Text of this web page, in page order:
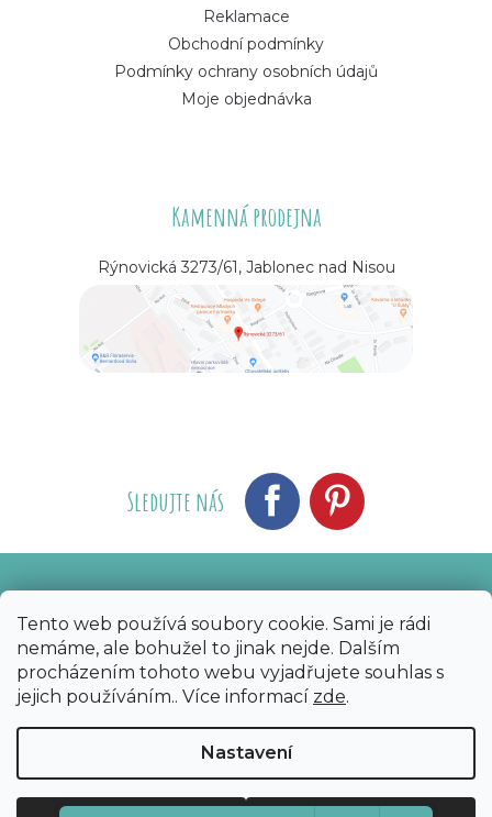
Tento web používá soubory cookie. Sami je rádi
nemáme, ale bohužel to jinak nejde. Dalším
procházením tohoto webu vyjadřujete souhlas s
jejich používáním.. Více informací zde.
Nastavení
Reklamace
Obchodní podmínky
Podmínky ochrany osobních údajů
Moje objednávka
Kamenná prodejna
Rýnovická 3273/61, Jablonec nad Nisou
Sledujte nás
Copyright 2026 Bijoux Components - Svět
korálků. Všechna práva vyhrazena.